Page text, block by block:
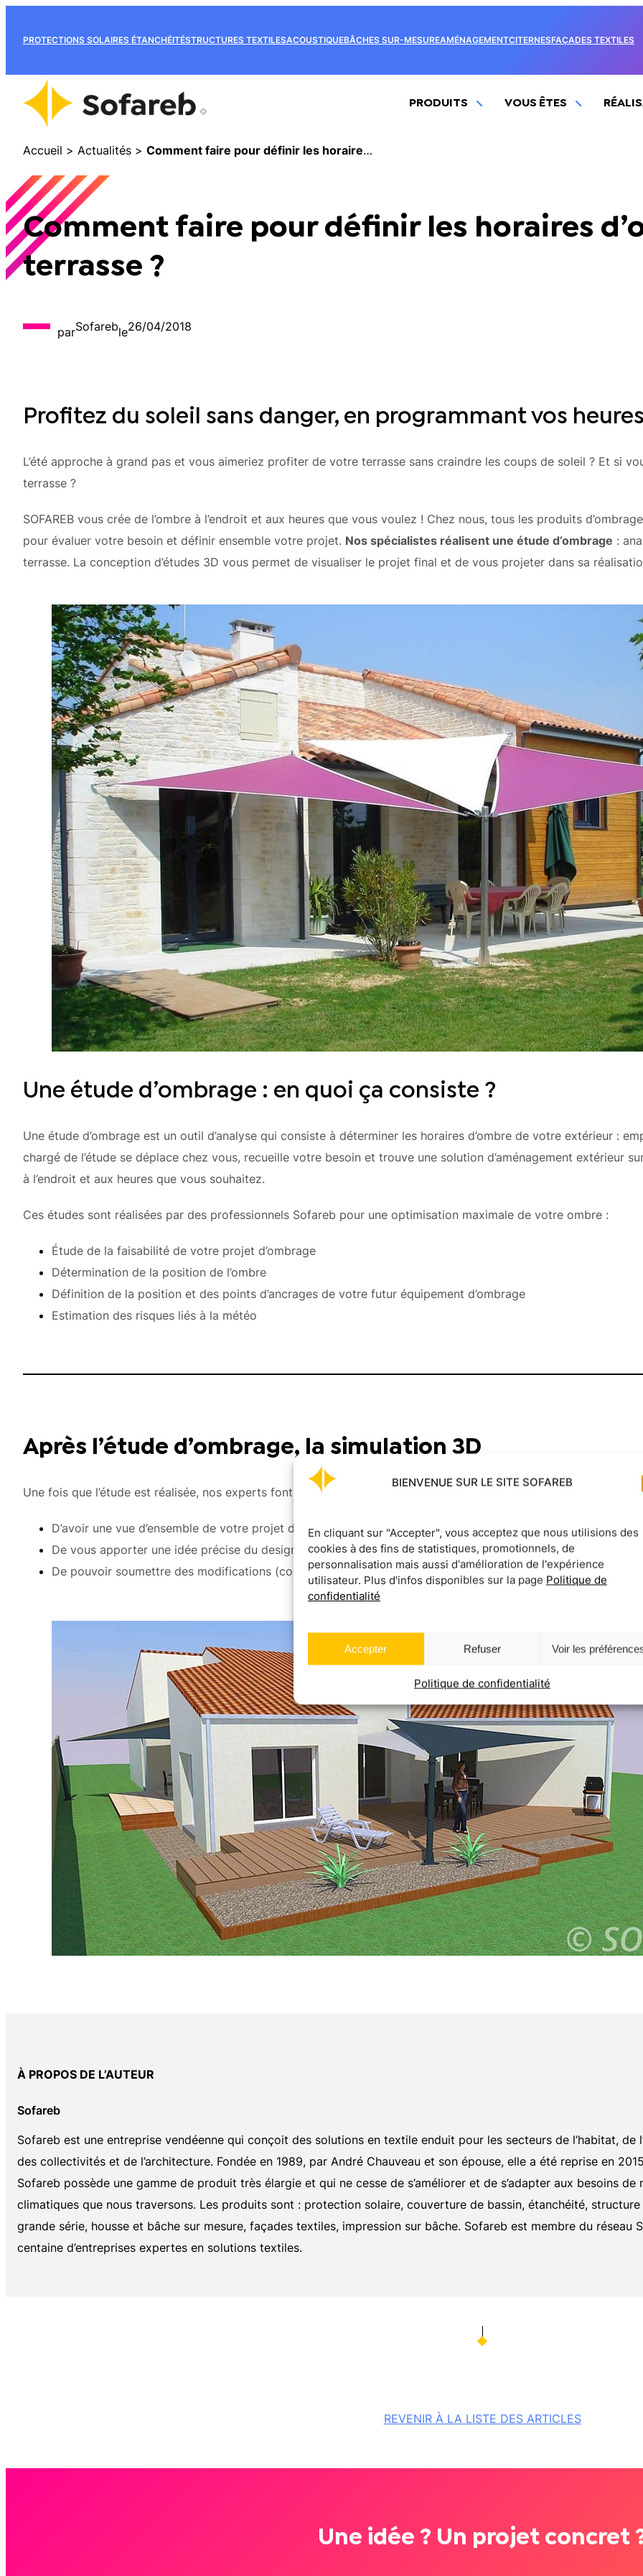
BIENVENUE SUR LE SITE SOFAREB
En cliquant sur "Accepter", vous acceptez que nous utilisions des
cookies à des fins de statistiques, promotionnels, de
personnalisation mais aussi d'amélioration de l'expérience
utilisateur. Plus d'infos disponibles sur la page Politique de
confidentialité
Accepter Refuser Voir les
Politique de confidentialité
PROTECTIONS SOLAIRES ÉTANCHÉITÉSTRUCTURES TEXTILESACOUSTIQUEBÂCHES SUR-MESUREAMÉNAGEMENTCITERNESFAÇADES TEXTILES
PRODUITS VOUS ÊTES
Accueil > Actualités > Comment faire pour définir les horaires d’ombre sur ma terrasse ?
Comment faire pour définir les horaires
terrasse ?
parSofareble26/04/2018
Profitez du soleil sans danger, en programmant vos
L’été approche à grand pas et vous aimeriez profiter de votre terrasse sans craindre les coups de soleil ? Et si
terrasse ?
SOFAREB vous crée de l’ombre à l’endroit et aux heures que vous voulez ! Chez nous, tous les produits
pour évaluer votre besoin et définir ensemble votre projet. Nos spécialistes réalisent une étude d’ombrage :
terrasse. La conception d’études 3D vous permet de visualiser le projet final et de vous projeter dans sa
Une étude d’ombrage : en quoi ça consiste ?
Une étude d’ombrage est un outil d’analyse qui consiste à déterminer les horaires d’ombre de votre extérieur :
chargé de l’étude se déplace chez vous, recueille votre besoin et trouve une solution d’aménagement extérieur
à l’endroit et aux heures que vous souhaitez.
Ces études sont réalisées par des professionnels Sofareb pour une optimisation maximale de votre ombre :
Étude de la faisabilité de votre projet d’ombrage
Détermination de la position de l’ombre
Définition de la position et des points d’ancrages de votre futur équipement d’ombrage
Estimation des risques liés à la météo
Après l’étude d’ombrage, la simulation 3D
Une fois que l’étude est réalisée, nos experts font une simulation 3D de votre futur espace extérieur afin :
D’avoir une vue d’ensemble de votre projet d’ombrage
De vous apporter une idée précise du design de votre futur aménagement extérieur
De pouvoir soumettre des modifications (couleurs, dimensions…) avant la pose de votre équipement
À PROPOS DE L’AUTEUR
Sofareb
Sofareb est une entreprise vendéenne qui conçoit des solutions en textile enduit pour les secteurs de l’habitat, de
des collectivités et de l’architecture. Fondée en 1989, par André Chauveau et son épouse, elle a été reprise en
Sofareb possède une gamme de produit très élargie et qui ne cesse de s’améliorer et de s’adapter aux besoins
climatiques que nous traversons. Les produits sont : protection solaire, couverture de bassin, étanchéité,
grande série, housse et bâche sur mesure, façades textiles, impression sur bâche. Sofareb est membre du réseau
centaine d’entreprises expertes en solutions textiles.
REVENIR À LA LISTE DES ARTICLES
Une idée ? Un projet concret